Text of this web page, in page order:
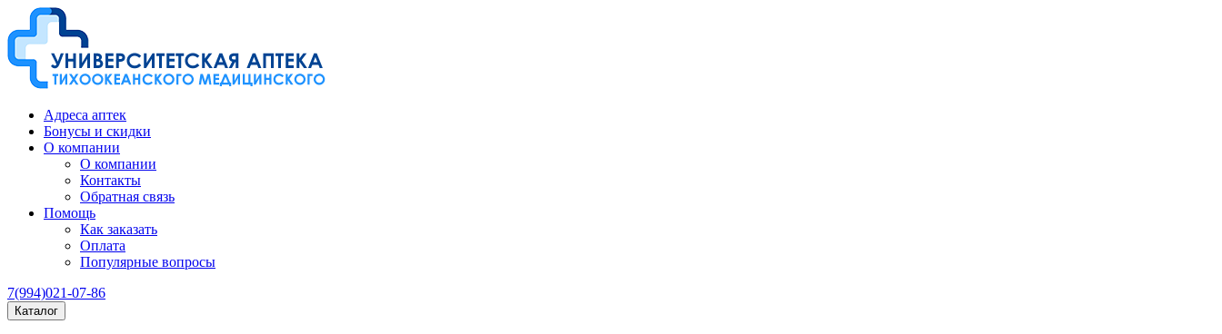
Адреса аптек
Бонусы и скидки
О компании
О компании
Контакты
Обратная связь
Помощь
Как заказать
Оплата
Популярные вопросы
7(994)021-07-86
Каталог